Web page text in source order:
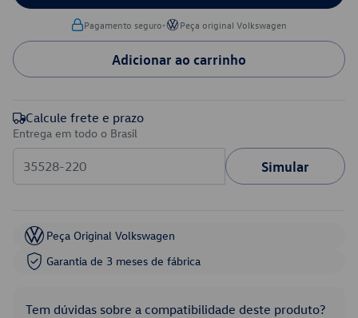
Pagamento seguro• Peça original Volkswagen
Adicionar ao carrinho
Calcule frete e prazo
Entrega em todo o Brasil
Simular
Peça Original Volkswagen
Garantia de 3 meses de fábrica
Tem dúvidas sobre a compatibilidade deste produto?